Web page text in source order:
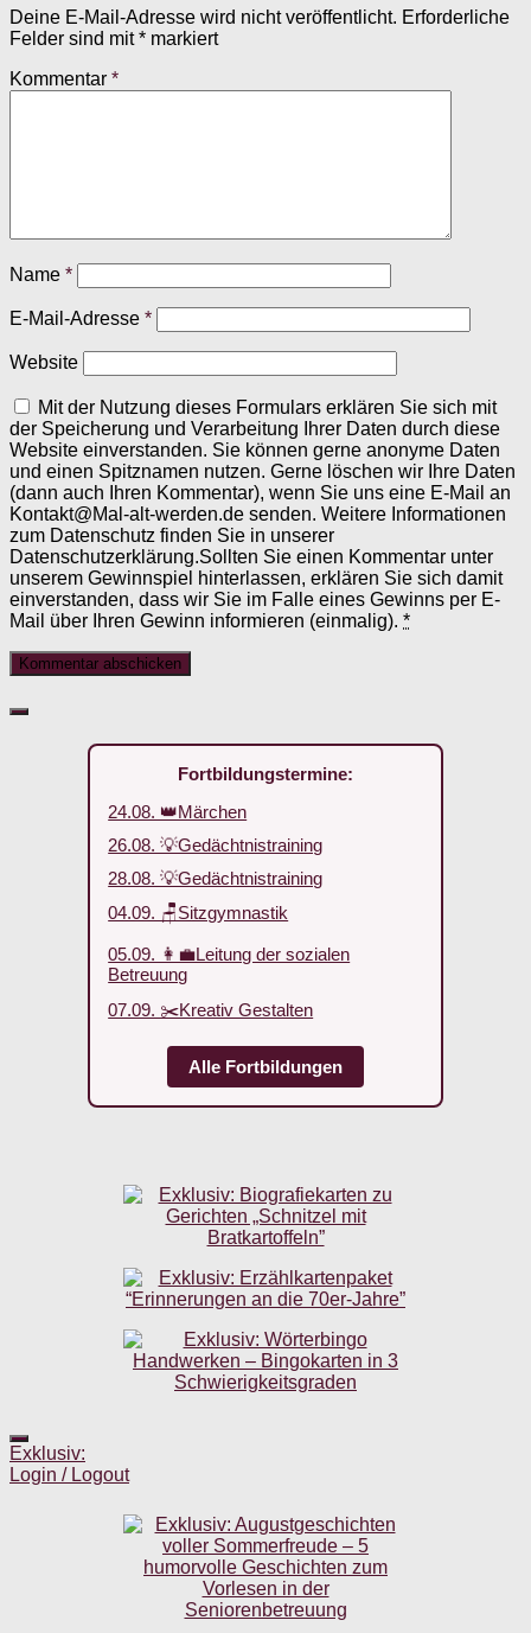
Deine E-Mail-Adresse wird nicht veröffentlicht. Erforderliche
Felder sind mit* markiert
Kommentar *
Name *
E-Mail-Adresse *
Website
Mit der Nutzung dieses Formulars erklären Sie sich mit
der Speicherung und Verarbeitung Ihrer Daten durch diese
Website einverstanden. Sie können gerne anonyme Daten
und einen Spitznamen nutzen. Gerne löschen wir Ihre Daten
(dann auch Ihren Kommentar), wenn Sie uns eine E-Mail an
Kontakt@Mal-alt-werden.de senden. Weitere Informationen
zum Datenschutz finden Sie in unserer
Datenschutzerklärung.Sollten Sie einen Kommentar unter
unserem Gewinnspiel hinterlassen, erklären Sie sich damit
einverstanden, dass wir Sie im Falle eines Gewinns per E-
Mail über Ihren Gewinn informieren (einmalig). *
Fortbildungstermine:
24.08. 👑Märchen
26.08. 💡Gedächtnistraining
28.08. 💡Gedächtnistraining
04.09. 🪑Sitzgymnastik
05.09. 👩‍💼Leitung der sozialen
Betreuung
07.09. ✂️Kreativ Gestalten
Alle Fortbildungen
Exklusiv:
Login / Logout